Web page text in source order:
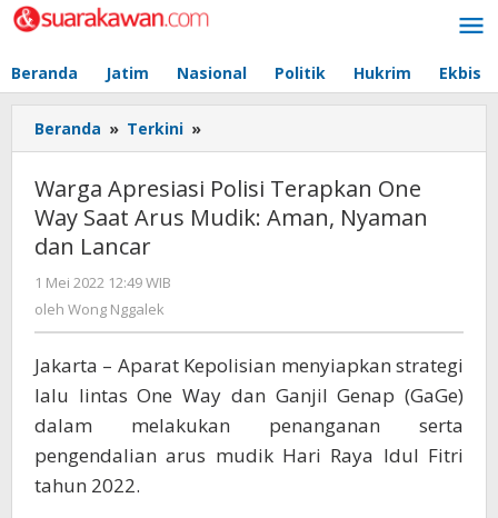
Lewati
ke
Beranda Jatim Nasional Politik Hukrim Ekbis
Beranda » Terkini »
Apresiasi
Polisi
Terapkan
One
Aman,
Nyaman
Lancar
Warga Apresiasi Polisi Terapkan One
Way Saat Arus Mudik: Aman, Nyaman
dan Lancar
1 Mei 2022 12:49 WIB
oleh Wong Nggalek
Jakarta – Aparat Kepolisian menyiapkan strategi
lalu lintas One Way dan Ganjil Genap (GaGe)
dalam melakukan penanganan serta
pengendalian arus mudik Hari Raya Idul Fitri
tahun 2022.